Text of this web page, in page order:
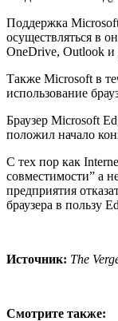
Поддержка
осуществляться в
OneDrive, Outlook и
Также Microsoft в
использование
Браузер Microsoft
положил начало
С тех пор как
совместимости” а
предприятия
браузера в пользу
Источник: The
Смотрите также: